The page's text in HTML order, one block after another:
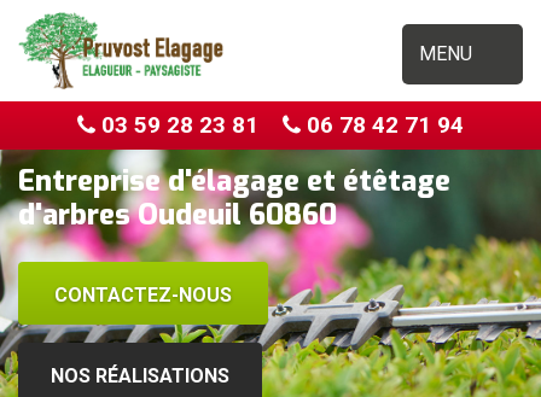
MENU
03 59 28 23 81 06 78 42 71 94
Entreprise d'élagage et étêtage
d'arbres Oudeuil 60860
CONTACTEZ-NOUS
NOS RÉALISATIONS